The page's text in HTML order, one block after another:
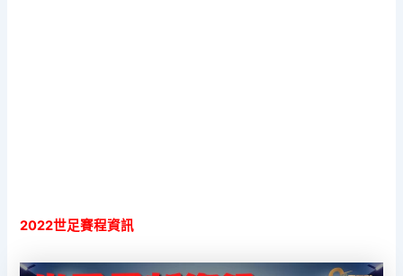
2022世足賽程資訊